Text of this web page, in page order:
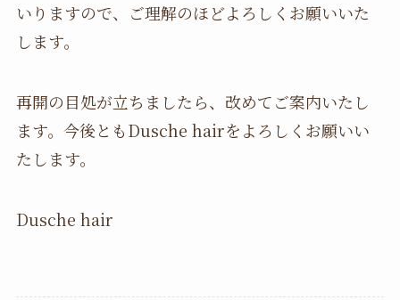
いりますので、ご理解のほどよろしくお願いいた
します。
再開の目処が立ちましたら、改めてご案内いたし
ます。今後ともDusche hairをよろしくお願いい
たします。
Dusche hair